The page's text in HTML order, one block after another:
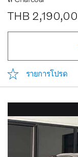
THB
รายการโปรด